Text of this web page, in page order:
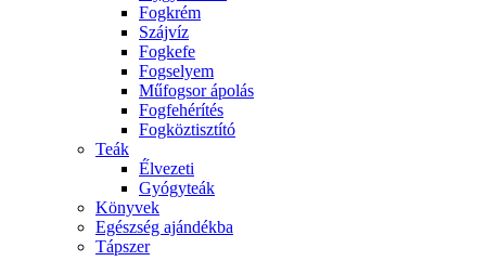
Fogkrém
Szájvíz
Fogkefe
Fogselyem
Műfogsor ápolás
Fogfehérítés
Fogköztisztító
Teák
É́lvezeti
Gyógyteák
Könyvek
Egészség ajándékba
Tápszer